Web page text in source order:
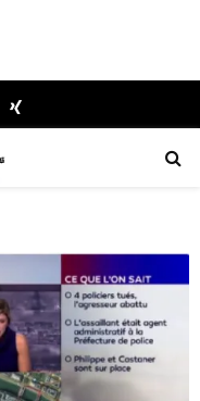
Xing